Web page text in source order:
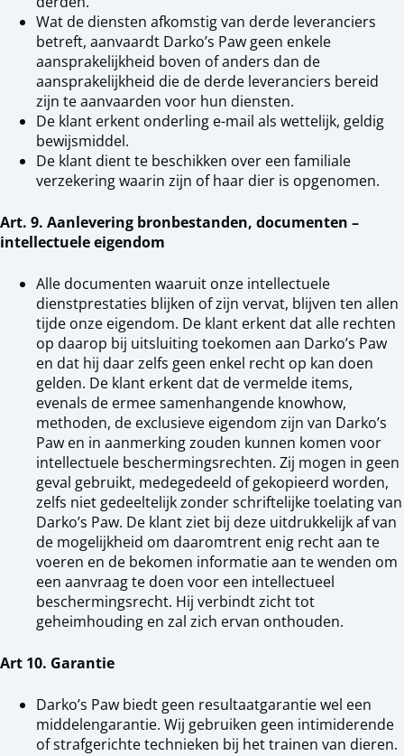
Wat de diensten afkomstig van derde leveranciers
betreft, aanvaardt Darko’s Paw geen enkele
aansprakelijkheid boven of anders dan de
aansprakelijkheid die de derde leveranciers bereid
zijn te aanvaarden voor hun diensten.
De klant erkent onderling e-mail als wettelijk, geldig
bewijsmiddel.
De klant dient te beschikken over een familiale
verzekering waarin zijn of haar dier is opgenomen.
Art. 9. Aanlevering bronbestanden, documenten –
intellectuele eigendom
Alle documenten waaruit onze intellectuele
dienstprestaties blijken of zijn vervat, blijven ten allen
tijde onze eigendom. De klant erkent dat alle rechten
op daarop bij uitsluiting toekomen aan Darko’s Paw
en dat hij daar zelfs geen enkel recht op kan doen
gelden. De klant erkent dat de vermelde items,
evenals de ermee samenhangende knowhow,
methoden, de exclusieve eigendom zijn van Darko’s
Paw en in aanmerking zouden kunnen komen voor
intellectuele beschermingsrechten. Zij mogen in geen
geval gebruikt, medegedeeld of gekopieerd worden,
zelfs niet gedeeltelijk zonder schriftelijke toelating van
Darko’s Paw. De klant ziet bij deze uitdrukkelijk af van
de mogelijkheid om daaromtrent enig recht aan te
voeren en de bekomen informatie aan te wenden om
een aanvraag te doen voor een intellectueel
beschermingsrecht. Hij verbindt zicht tot
geheimhouding en zal zich ervan onthouden.
Art 10. Garantie
Darko’s Paw biedt geen resultaatgarantie wel een
middelengarantie. Wij gebruiken geen intimiderende
of strafgerichte technieken bij het trainen van dieren.